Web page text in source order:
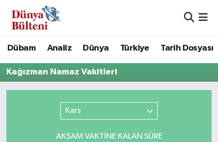
Dübam Analiz Dünya Türkiye Tarih Dosyası
Kağızman Namaz Vakitleri
Kars
AKŞAM VAKTİNE KALAN SÜRE
Hava Durumu
Trafik Durumu
Süper Lig Puan Durumu ve Fikstür